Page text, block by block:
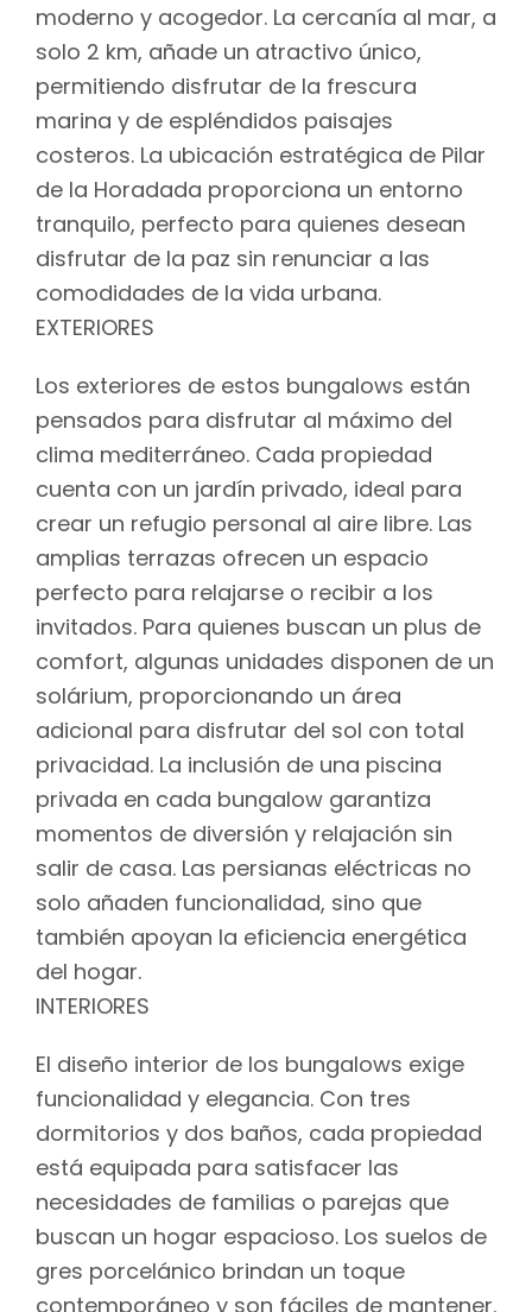
moderno y acogedor. La cercanía al mar, a
solo 2 km, añade un atractivo único,
permitiendo disfrutar de la frescura
marina y de espléndidos paisajes
costeros. La ubicación estratégica de Pilar
de la Horadada proporciona un entorno
tranquilo, perfecto para quienes desean
disfrutar de la paz sin renunciar a las
comodidades de la vida urbana.
EXTERIORES
Los exteriores de estos bungalows están
pensados para disfrutar al máximo del
clima mediterráneo. Cada propiedad
cuenta con un jardín privado, ideal para
crear un refugio personal al aire libre. Las
amplias terrazas ofrecen un espacio
perfecto para relajarse o recibir a los
invitados. Para quienes buscan un plus de
comfort, algunas unidades disponen de un
solárium, proporcionando un área
adicional para disfrutar del sol con total
privacidad. La inclusión de una piscina
privada en cada bungalow garantiza
momentos de diversión y relajación sin
salir de casa. Las persianas eléctricas no
solo añaden funcionalidad, sino que
también apoyan la eficiencia energética
del hogar.
INTERIORES
El diseño interior de los bungalows exige
funcionalidad y elegancia. Con tres
dormitorios y dos baños, cada propiedad
está equipada para satisfacer las
necesidades de familias o parejas que
buscan un hogar espacioso. Los suelos de
gres porcelánico brindan un toque
contemporáneo y son fáciles de mantener.